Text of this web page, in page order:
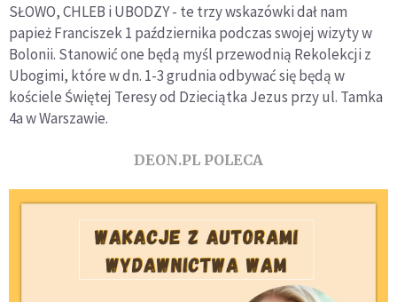
SŁOWO, CHLEB i UBODZY - te trzy wskazówki dał nam
papież Franciszek 1 października podczas swojej wizyty w
Bolonii. Stanowić one będą myśl przewodnią Rekolekcji z
Ubogimi, które w dn. 1-3 grudnia odbywać się będą w
kościele Świętej Teresy od Dzieciątka Jezus przy ul. Tamka
4a w Warszawie.
DEON.PL POLECA